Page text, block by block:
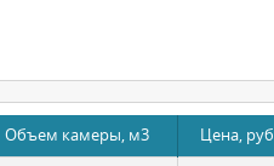
Объем камеры, м3 Цена, руб